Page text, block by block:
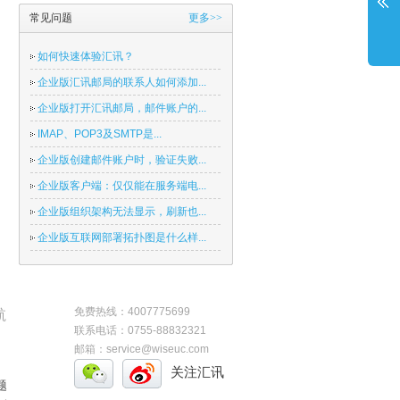
常见问题 更多>>
如何快速体验汇讯？
企业版汇讯邮局的联系人如何添加...
企业版打开汇讯邮局，邮件账户的...
IMAP、POP3及SMTP是...
企业版创建邮件账户时，验证失败...
企业版客户端：仅仅能在服务端电...
企业版组织架构无法显示，刷新也...
企业版互联网部署拓扑图是什么样...
免费热线：4007775699
联系电话：0755-88832321
邮箱：service@wiseuc.com
关注汇讯